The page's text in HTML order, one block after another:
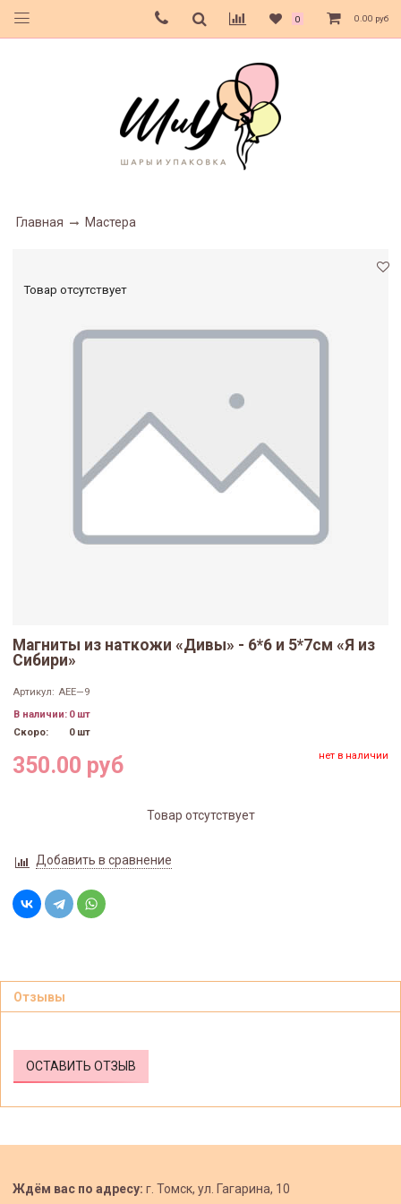
0 0.00 руб
Главная Мастера
Товар отсутствует
Магниты из наткожи «Дивы» - 6*6 и 5*7см «Я из
Сибири»
Артикул: АЕЕ—9
В наличии: 0 шт
Скоро:
0 шт
350.00 руб нет в наличии
Товар отсутствует
Добавить в сравнение
Отзывы
ОСТАВИТЬ ОТЗЫВ
Ждём вас по адресу: г. Томск, ул. Гагарина, 10